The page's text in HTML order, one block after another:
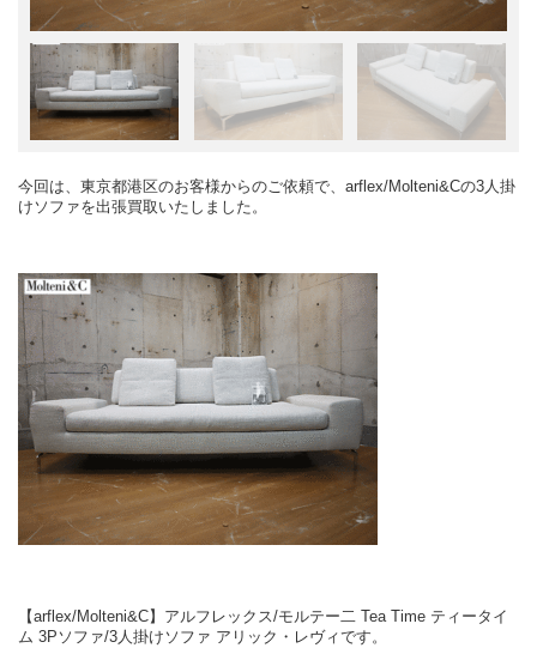
今回は、東京都港区のお客様からのご依頼で、arflex/Molteni&Cの3人掛
けソファを出張買取いたしました。
【arflex/Molteni&C】アルフレックス/モルテー二 Tea Time ティータイ
ム 3Pソファ/3人掛けソファ アリック・レヴィです。